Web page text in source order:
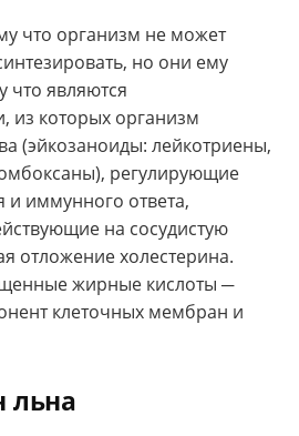
что организм не может
но они ему
что являются
из которых организм
(эйкозаноиды: лейкотриены,
регулирующие
и иммунного ответа,
на сосудистую
отложение холестерина.
жирные кислоты ─
клеточных мембран и
льна